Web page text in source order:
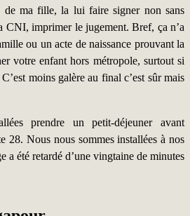
de ma fille, la lui faire signer non sans
CNI, imprimer le jugement. Bref, ça n’a
ou un acte de naissance prouvant la
votre enfant hors métropole, surtout si
moins galère au final c’est sûr mais
prendre un petit-déjeuner avant
28. Nous nous sommes installées à nos
a été retardé d’une vingtaine de minutes